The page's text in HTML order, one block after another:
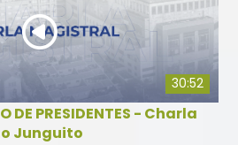
30:52
DE PRESIDENTES - Charla
Junguito